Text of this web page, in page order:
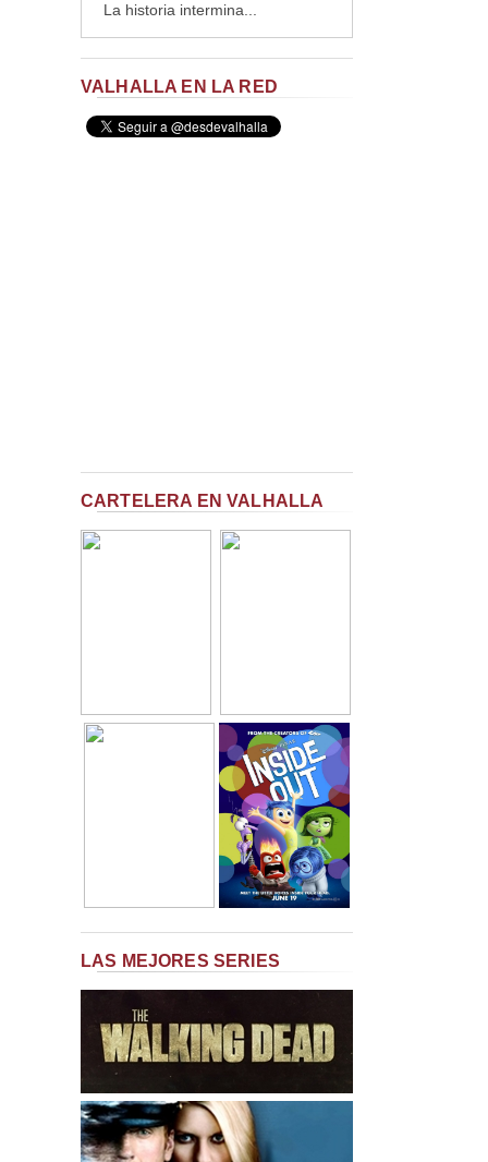
La historia intermina...
VALHALLA EN LA RED
CARTELERA EN VALHALLA
LAS MEJORES SERIES